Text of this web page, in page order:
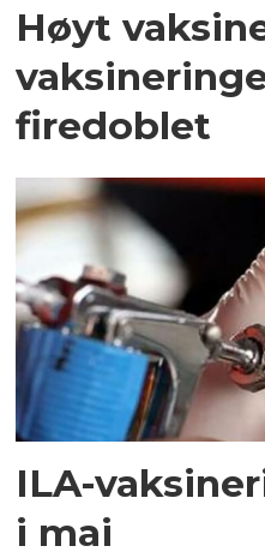
Høyt
firedoblet
ILA-
i mai